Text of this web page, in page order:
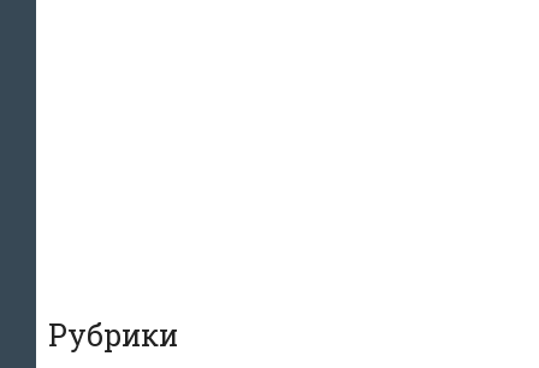
Рубрики